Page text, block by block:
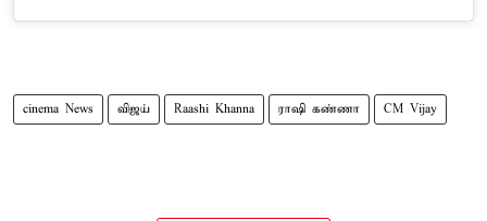
cinema News விஜய் Raashi Khanna ராஷி கண்ணா CM Vijay